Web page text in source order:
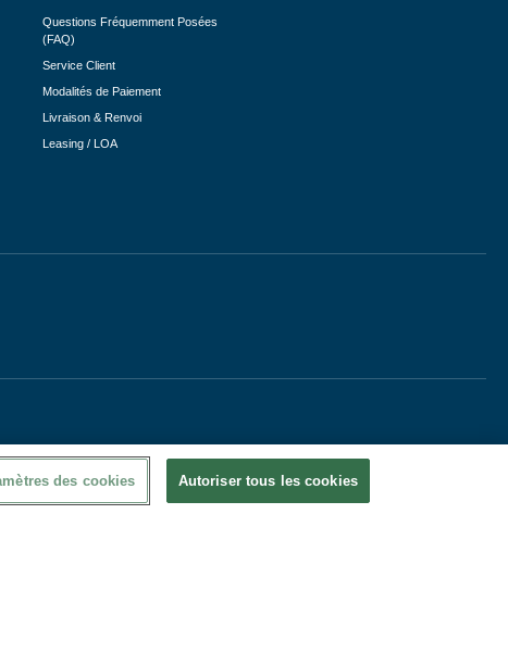
Questions Fréquemment Posées
(FAQ)
Service Client
Modalités de Paiement
Livraison & Renvoi
Leasing / LOA
des cookies Autoriser tous les cookies